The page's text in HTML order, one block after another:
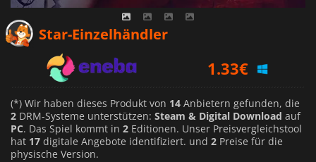
Star-Einzelhändler
1.33€
1.08€
(*) Wir haben dieses Produkt von 14 Anbietern gefunden, die
2 DRM-Systeme unterstützen: Steam & Digital Download auf
PC. Das Spiel kommt in 2 Editionen. Unser Preisvergleichstool
hat 17 digitale Angebote identifiziert. und 2 Preise für die
physische Version.